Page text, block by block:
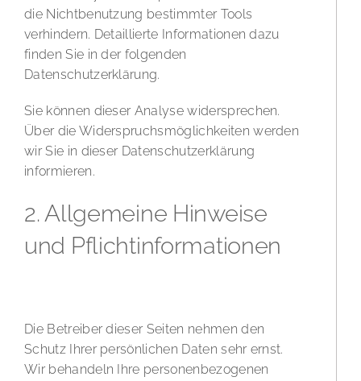
die Nichtbenutzung bestimmter Tools
verhindern. Detaillierte Informationen dazu
finden Sie in der folgenden
Datenschutzerklärung.
Sie können dieser Analyse widersprechen.
Über die Widerspruchsmöglichkeiten werden
wir Sie in dieser Datenschutzerklärung
informieren.
2. Allgemeine Hinweise
und Pflichtinformationen
Die Betreiber dieser Seiten nehmen den
Schutz Ihrer persönlichen Daten sehr ernst.
Wir behandeln Ihre personenbezogenen